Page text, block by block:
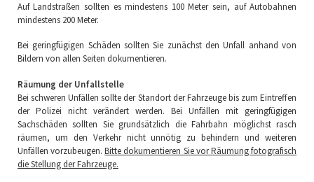
Auf Landstraßen sollten es mindestens 100 Meter sein, auf Autobahnen
mindestens 200 Meter.
Bei geringfügigen Schäden sollten Sie zunächst den Unfall anhand von
Bildern von allen Seiten dokumentieren.
Räumung der Unfallstelle
Bei schweren Unfällen sollte der Standort der Fahrzeuge bis zum Eintreffen
der Polizei nicht verändert werden. Bei Unfällen mit geringfügigen
Sachschäden sollten Sie grundsätzlich die Fahrbahn möglichst rasch
räumen, um den Verkehr nicht unnötig zu behindern und weiteren
Unfällen vorzubeugen.Bitte dokumentieren Sie vor Räumung fotografisch
die Stellung der Fahrzeuge.